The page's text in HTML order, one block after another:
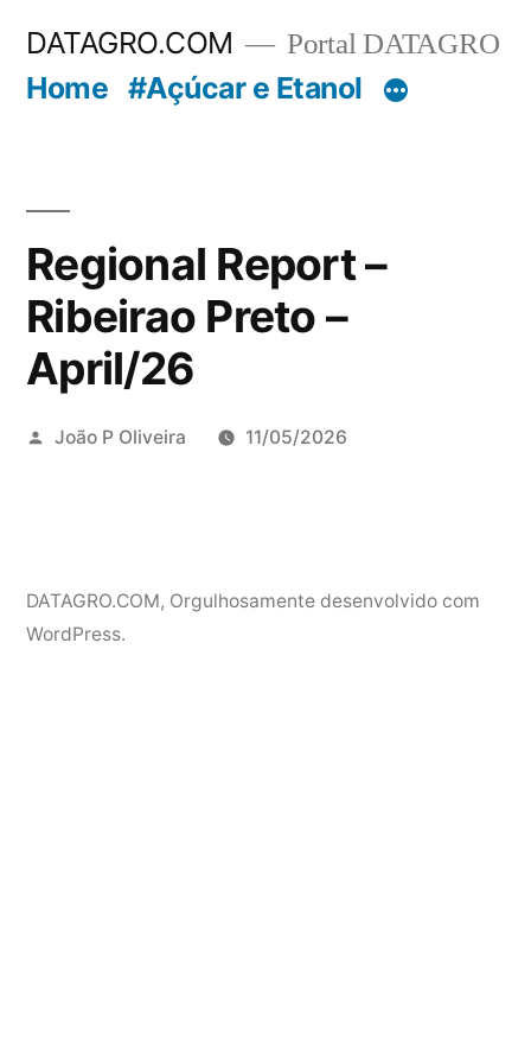
DATAGRO.COM Portal DATAGRO
Home #Açúcar e Etanol
Regional Report –
Ribeirao Preto –
April/26
Publicado
João P Oliveira 11/05/2026
DATAGRO.COM, Orgulhosamente desenvolvido com
WordPress.